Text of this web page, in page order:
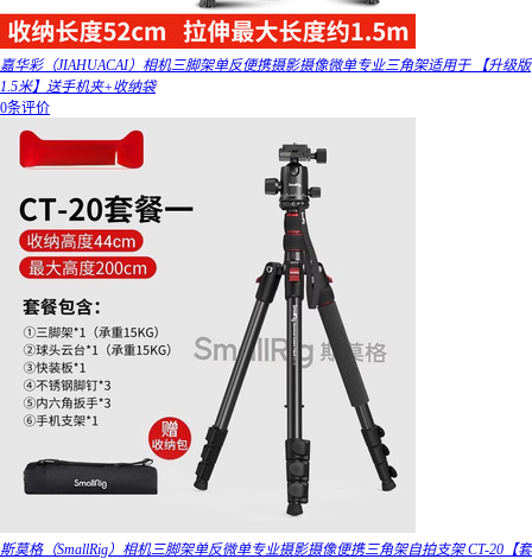
嘉华彩（JIAHUACAI）相机三脚架单反便携摄影摄像微单专业三角架适用于 【升级版
1.5米】送手机夹+收纳袋
0条评价
斯莫格（SmallRig）相机三脚架单反微单专业摄影摄像便携三角架自拍支架 CT-20【套